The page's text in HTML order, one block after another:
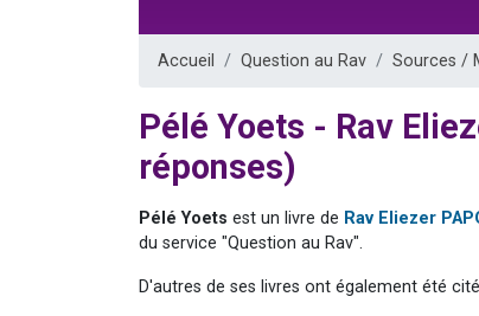
Accueil Question au Rav Sources /
Pélé Yoets - Rav
réponses)
Pélé Yoets est un livre de Rav Eliezer
du service "Question au Rav".
D'autres de ses livres ont également été